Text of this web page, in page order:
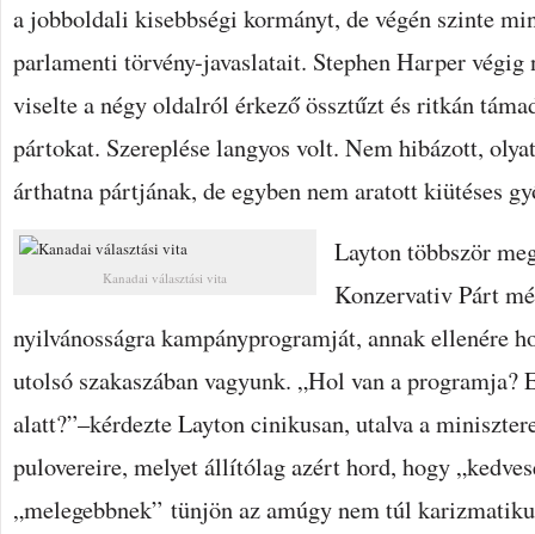
a jobboldali kisebbségi kormányt, de végén szinte
parlamenti törvény-javaslatait. Stephen Harper végig
viselte a négy oldalról érkező össztűzt és ritkán
pártokat. Szereplése langyos volt. Nem hibázott,
árthatna pártjának, de egyben nem aratott kiütéses
Kanadai választási vita
Layton többször
Konzervativ Párt
nyilvánosságra kampányprogramját, annak ellenére
utolsó szakaszában vagyunk. „Hol van a programja?
alatt?”–kérdezte Layton cinikusan, utalva a
pulovereire, melyet állítólag azért hord, hogy
„melegebbnek” tünjön az amúgy nem túl